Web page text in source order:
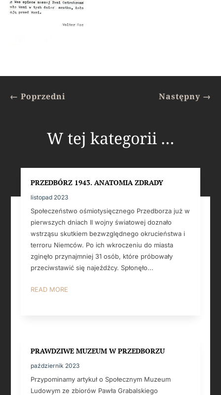
← Poprzedni Następny →
W tej kategorii …
PRZEDBÓRZ 1943. ANATOMIA ZDRADY
listopad 2023
Społeczeństwo ośmiotysięcznego Przedborza już w
pierwszych dniach II wojny światowej doznało
wstrząsu skutkiem bezwzględnego okrucieństwa i
terroru Niemców. Po ich wkroczeniu do miasta
zginęło przynajmniej 31 osób, które próbowały
przeciwstawić się najeźdźcy. Spłonęło...
READ MORE
PRAWDZIWE MUZEUM W PRZEDBORZU
październik 2023
Przypominamy artykuł o Społecznym Muzeum
Ludowym ze zbiorów Pawła Grabalskiego